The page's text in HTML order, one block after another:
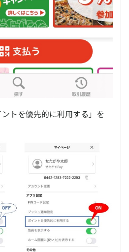
トを優先的に利用する」を